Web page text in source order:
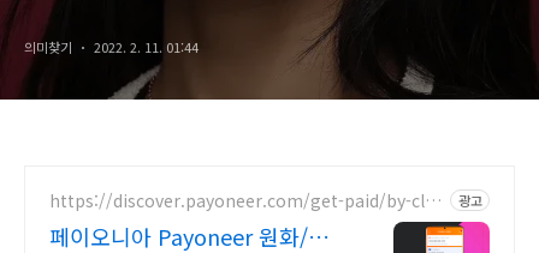
의미찾기 2022. 2. 11. 01:44
https://discover.payoneer.com/get-paid/by-clie
광고
페이오니아 Payoneer 원화/외